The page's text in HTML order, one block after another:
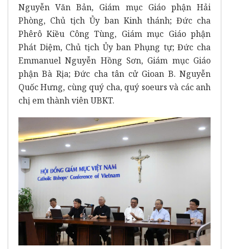
Nguyễn Văn Bản, Giám mục Giáo phận Hải
Phòng, Chủ tịch Ủy ban Kinh thánh; Đức cha
Phêrô Kiều Công Tùng, Giám mục Giáo phận
Phát Diệm, Chủ tịch Ủy ban Phụng tự; Đức cha
Emmanuel Nguyễn Hồng Sơn, Giám mục Giáo
phận Bà Rịa; Đức cha tân cử Gioan B. Nguyễn
Quốc Hưng, cùng quý cha, quý soeurs và các anh
chị em thành viên UBKT.